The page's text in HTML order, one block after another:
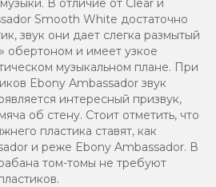
В отличие от Clear и
Smooth White достаточно
звук они дает слегка размытый
обертоном и имеет узкое
музыкальном плане. При
Ebony Ambassador звук
интересный призвук,
об стену. Стоит отметить, что
пластика ставят, как
и реже Ebony Ambassador. В
том-томы не требуют